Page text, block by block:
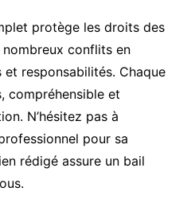
protège les droits des
conflits en
responsabilités. Chaque
compréhensible et
N’hésitez pas à
pour sa
rédigé assure un bail